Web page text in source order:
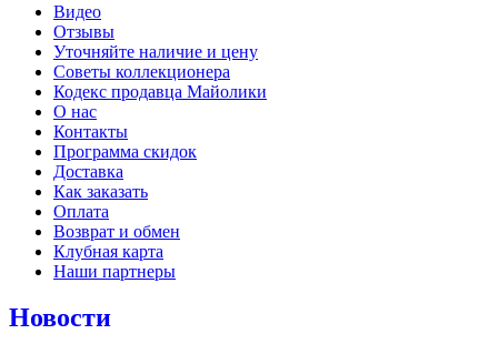
Видео
Отзывы
Уточняйте наличие и цену
Советы коллекционера
Кодекс продавца Майолики
О нас
Контакты
Программа скидок
Доставка
Как заказать
Оплата
Возврат и обмен
Клубная карта
Наши партнеры
Новости